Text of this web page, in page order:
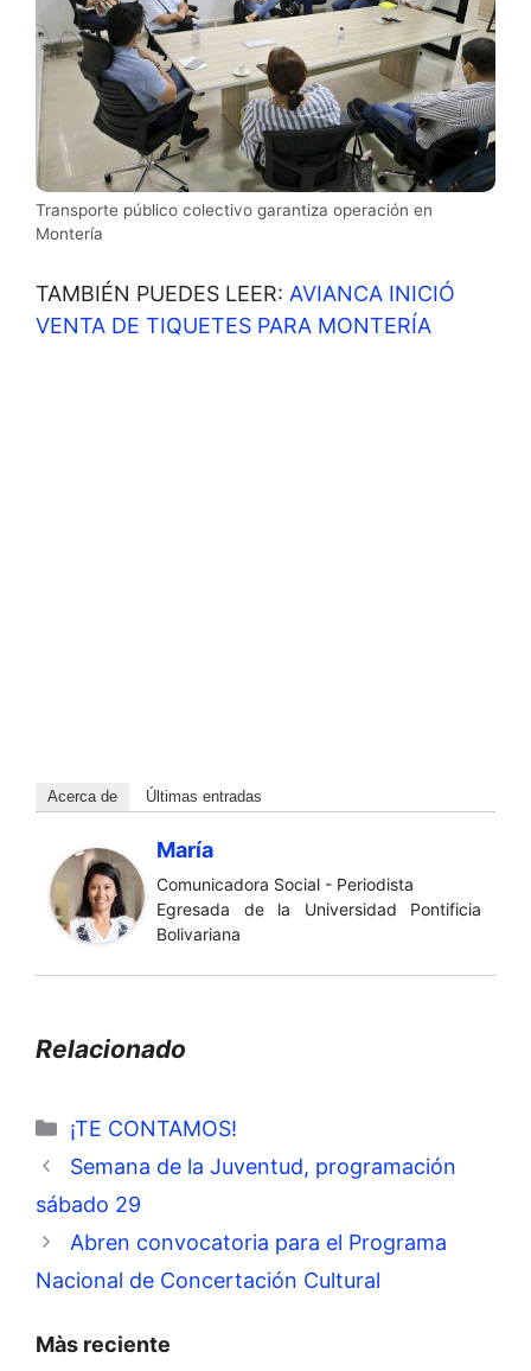
Transporte público colectivo garantiza operación en
Montería
TAMBIÉN PUEDES LEER: AVIANCA INICIÓ
VENTA DE TIQUETES PARA MONTERÍA
Acerca de Últimas entradas
María
Comunicadora Social - Periodista
Egresada de la Universidad Pontificia
Bolivariana
Relacionado
Categorías
¡TE CONTAMOS!
Semana de la Juventud, programación
sábado 29
Abren convocatoria para el Programa
Nacional de Concertación Cultural
Màs reciente